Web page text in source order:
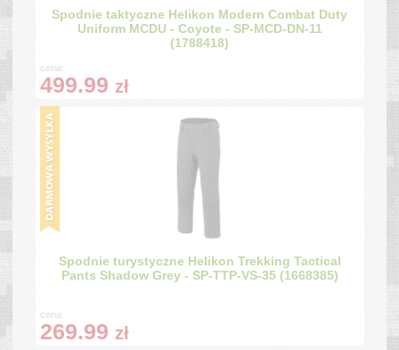
Spodnie taktyczne Helikon Modern Combat Duty
Uniform MCDU - Coyote - SP-MCD-DN-11
(1788418)
cena:
499.99 zł
Spodnie turystyczne Helikon Trekking Tactical
Pants Shadow Grey - SP-TTP-VS-35 (1668385)
cena:
269.99 zł